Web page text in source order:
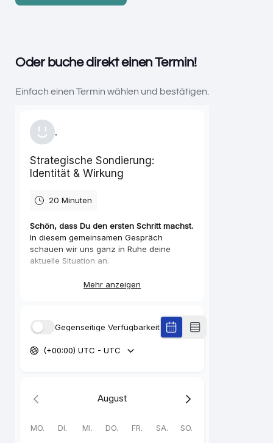
Oder buche direkt einen Termin!
Einfach einen Termin wählen und bestätigen.